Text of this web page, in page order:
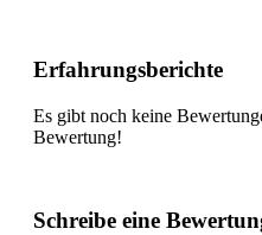
Erfahrungsberichte
Es gibt noch keine
Bewertung!
Schreibe eine